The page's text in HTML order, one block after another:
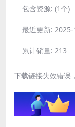
包含资源: (1个)
最近更新:
累计销量: 213
下载链接失效错误